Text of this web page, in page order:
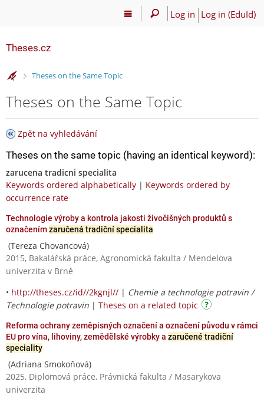
Log in Log in (EduId)
Theses.cz
>
Theses on the Same Topic
Theses on the Same Topic
Zpět na vyhledávání
Theses on the same topic (having an identical keyword):
zarucena tradicni specialita
Keywords ordered alphabetically | Keywords ordered by
occurrence rate
Technologie výroby a kontrola jakosti živočišných produktů s
označenímzaručená tradiční specialita
(Tereza Chovancová)
2015, Bakalářská práce, Agronomická fakulta / Mendelova
univerzita v Brně
• http://theses.cz/id//2kgnjl// | Chemie a technologie potravin /
Technologie potravin | Theses on a related topic
Reforma ochrany zeměpisných označení a označení původu v rámci
EU pro vína, lihoviny, zemědělské výrobky a zaručené tradiční
speciality
(Adriana Smokoňová)
2025, Diplomová práce, Právnická fakulta / Masarykova
univerzita